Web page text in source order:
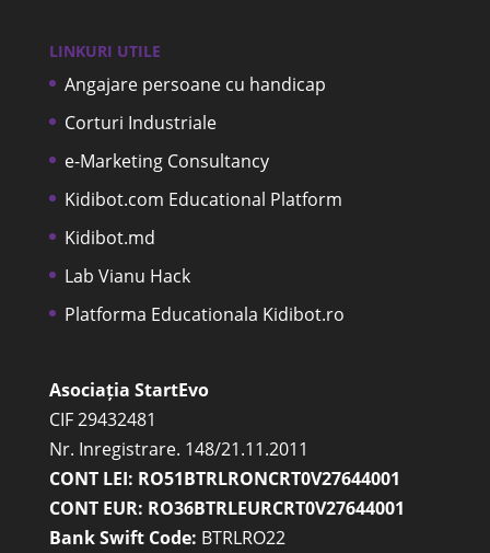
LINKURI UTILE
Angajare persoane cu handicap
Corturi Industriale
e-Marketing Consultancy
Kidibot.com Educational Platform
Kidibot.md
Lab Vianu Hack
Platforma Educationala Kidibot.ro
Asociația StartEvo
CIF 29432481
Nr. Inregistrare. 148/21.11.2011
CONT LEI: RO51BTRLRONCRT0V27644001
CONT EUR: RO36BTRLEURCRT0V27644001
Bank Swift Code: BTRLRO22